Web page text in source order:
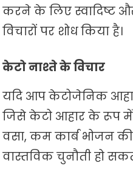
करने के लिए स्वादिष्ट
विचारों पर शोध किया है।
केटो नाश्ते के विचार
यदि आप केटोजेनिक
जिसे केटो आहार के रूप में
वसा, कम कार्ब भोजन
वास्तविक चुनौती हो